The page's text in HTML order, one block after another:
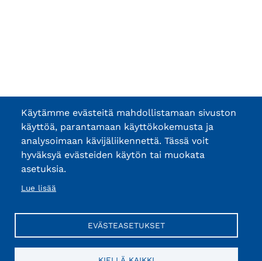
Käytämme evästeitä mahdollistamaan sivuston
käyttöä, parantamaan käyttökokemusta ja
analysoimaan kävijäliikennettä. Tässä voit
hyväksyä evästeiden käytön tai muokata
asetuksia.
Lue lisää
EVÄSTEASETUKSET